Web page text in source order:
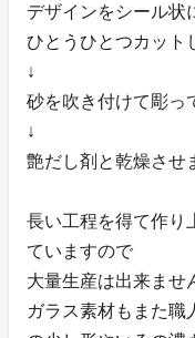
デザインをシール状
ひとうひとつカット
↓
砂を吹き付けて彫っ
↓
艶だし剤と乾燥させ
長い工程を得て作り
ていますので
大量生産は出来ませ
ガラス素材もまた職